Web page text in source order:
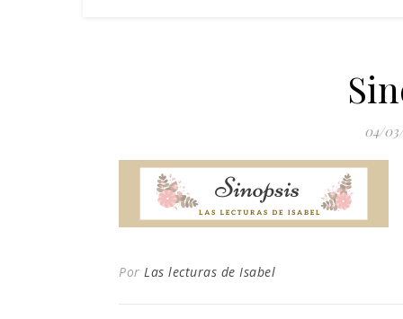
04/
Por Las lecturas de Isabel